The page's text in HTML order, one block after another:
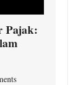
Pajak: